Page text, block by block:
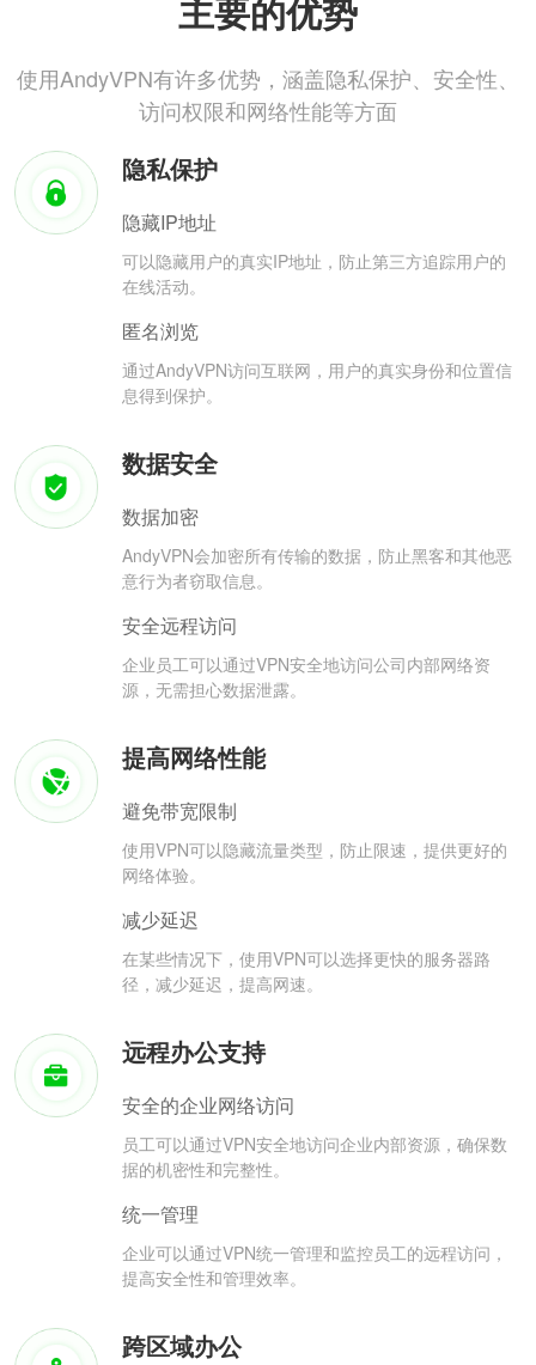
主要的优势
使用AndyVPN有许多优势，涵盖隐私保护、安全性、
访问权限和网络性能等方面
隐私保护
隐藏IP地址
可以隐藏用户的真实IP地址，防止第三方追踪用户的
在线活动。
匿名浏览
通过AndyVPN访问互联网，用户的真实身份和位置信
息得到保护。
数据安全
数据加密
AndyVPN会加密所有传输的数据，防止黑客和其他恶
意行为者窃取信息。
安全远程访问
企业员工可以通过VPN安全地访问公司内部网络资
源，无需担心数据泄露。
提高网络性能
避免带宽限制
使用VPN可以隐藏流量类型，防止限速，提供更好的
网络体验。
减少延迟
在某些情况下，使用VPN可以选择更快的服务器路
径，减少延迟，提高网速。
远程办公支持
安全的企业网络访问
员工可以通过VPN安全地访问企业内部资源，确保数
据的机密性和完整性。
统一管理
企业可以通过VPN统一管理和监控员工的远程访问，
提高安全性和管理效率。
跨区域办公